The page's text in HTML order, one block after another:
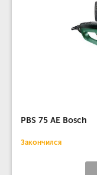
PBS 75 AЕ Bosch
Закончился